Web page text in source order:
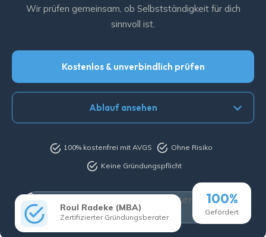
Wir prüfen gemeinsam, ob Selbstständigkeit für dich
sinnvoll ist.
Kostenlos & unverbindlich prüfen
Ablauf ansehen
Keine Gründungspflicht
Ohne Risiko
100% kostenfrei mit AVGS
100%
Gefördert
Roul Radeke (MBA)
Zertifizierter Gründungsberater